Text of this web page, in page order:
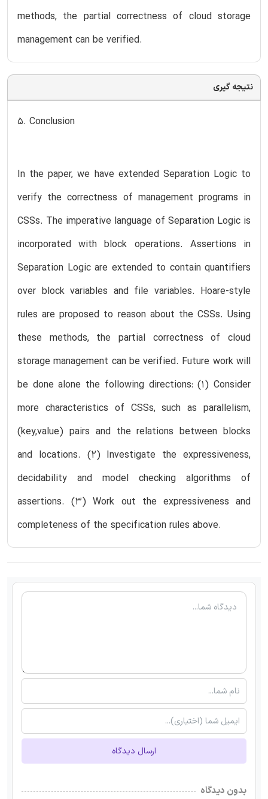
methods, the partial correctness of cloud storage
management can be verified.
نتیجه گیری
5. Conclusion
In the paper, we have extended Separation Logic to
verify the correctness of management programs in
CSSs. The imperative language of Separation Logic is
incorporated with block operations. Assertions in
Separation Logic are extended to contain quantifiers
over block variables and file variables. Hoare-style
rules are proposed to reason about the CSSs. Using
these methods, the partial correctness of cloud
storage management can be verified. Future work will
be done alone the following directions: (1) Consider
more characteristics of CSSs, such as parallelism,
(key,value) pairs and the relations between blocks
and locations. (2) Investigate the expressiveness,
decidability and model checking algorithms of
assertions. (3) Work out the expressiveness and
completeness of the specification rules above.
ارسال دیدگاه
بدون دیدگاه